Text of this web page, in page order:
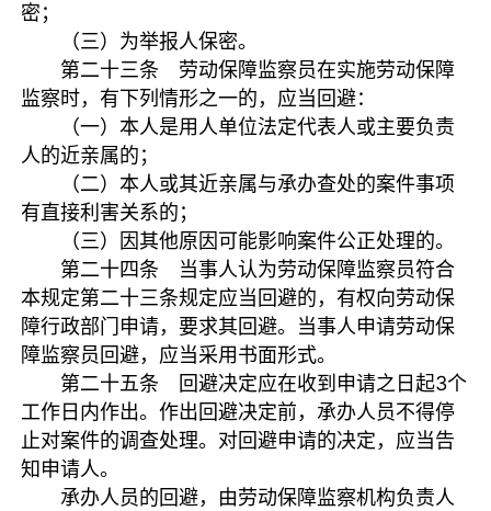
密；
（三）为举报人保密。
第二十三条 劳动保障监察员在实施劳动保障
监察时，有下列情形之一的，应当回避：
（一）本人是用人单位法定代表人或主要负责
人的近亲属的；
（二）本人或其近亲属与承办查处的案件事项
有直接利害关系的；
（三）因其他原因可能影响案件公正处理的。
第二十四条 当事人认为劳动保障监察员符合
本规定第二十三条规定应当回避的，有权向劳动保
障行政部门申请，要求其回避。当事人申请劳动保
障监察员回避，应当采用书面形式。
第二十五条 回避决定应在收到申请之日起3个
工作日内作出。作出回避决定前，承办人员不得停
止对案件的调查处理。对回避申请的决定，应当告
知申请人。
承办人员的回避，由劳动保障监察机构负责人